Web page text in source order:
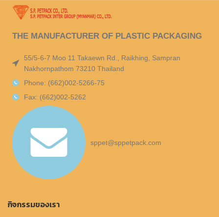
THE MANUFACTURER OF PLASTIC PACKAGING
55/5-6-7 Moo 11 Takaewn Rd., Raikhing, Sampran
Nakhornpathom 73210 Thailand
Phone: (662)002-5266-75
Fax: (662)002-5262
sppet@sppetpack.com
กิจกรรมของเรา